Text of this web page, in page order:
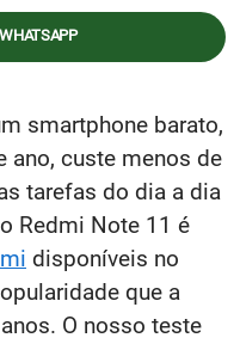
smartphone barato,
ano, custe menos de
tarefas do dia a dia
Redmi Note 11 é
disponíveis no
que a
O nosso teste